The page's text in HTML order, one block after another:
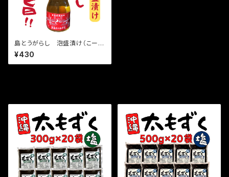
島とうがらし 泡盛漬け（こーれ
ーぐす）35ｇ
¥430